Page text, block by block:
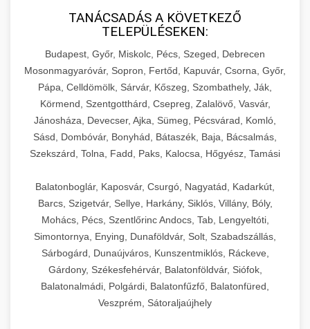
TANÁCSADÁS A KÖVETKEZŐ
TELEPÜLÉSEKEN:
Budapest, Győr, Miskolc, Pécs, Szeged, Debrecen
Mosonmagyaróvár, Sopron, Fertőd, Kapuvár, Csorna, Győr,
Pápa, Celldömölk, Sárvár, Kőszeg, Szombathely, Ják,
Körmend, Szentgotthárd, Csepreg, Zalalövő, Vasvár,
Jánosháza, Devecser, Ajka, Sümeg, Pécsvárad, Komló,
Sásd, Dombóvár, Bonyhád, Bátaszék, Baja, Bácsalmás,
Szekszárd, Tolna, Fadd, Paks, Kalocsa, Hőgyész, Tamási
Balatonboglár, Kaposvár, Csurgó, Nagyatád, Kadarkút,
Barcs, Szigetvár, Sellye, Harkány, Siklós, Villány, Bóly,
Mohács, Pécs, Szentlőrinc Andocs, Tab, Lengyeltóti,
Simontornya, Enying, Dunaföldvár, Solt, Szabadszállás,
Sárbogárd, Dunaújváros, Kunszentmiklós, Ráckeve,
Gárdony, Székesfehérvár, Balatonföldvár, Siófok,
Balatonalmádi, Polgárdi, Balatonfűzfő, Balatonfüred,
Veszprém, Sátoraljaújhely